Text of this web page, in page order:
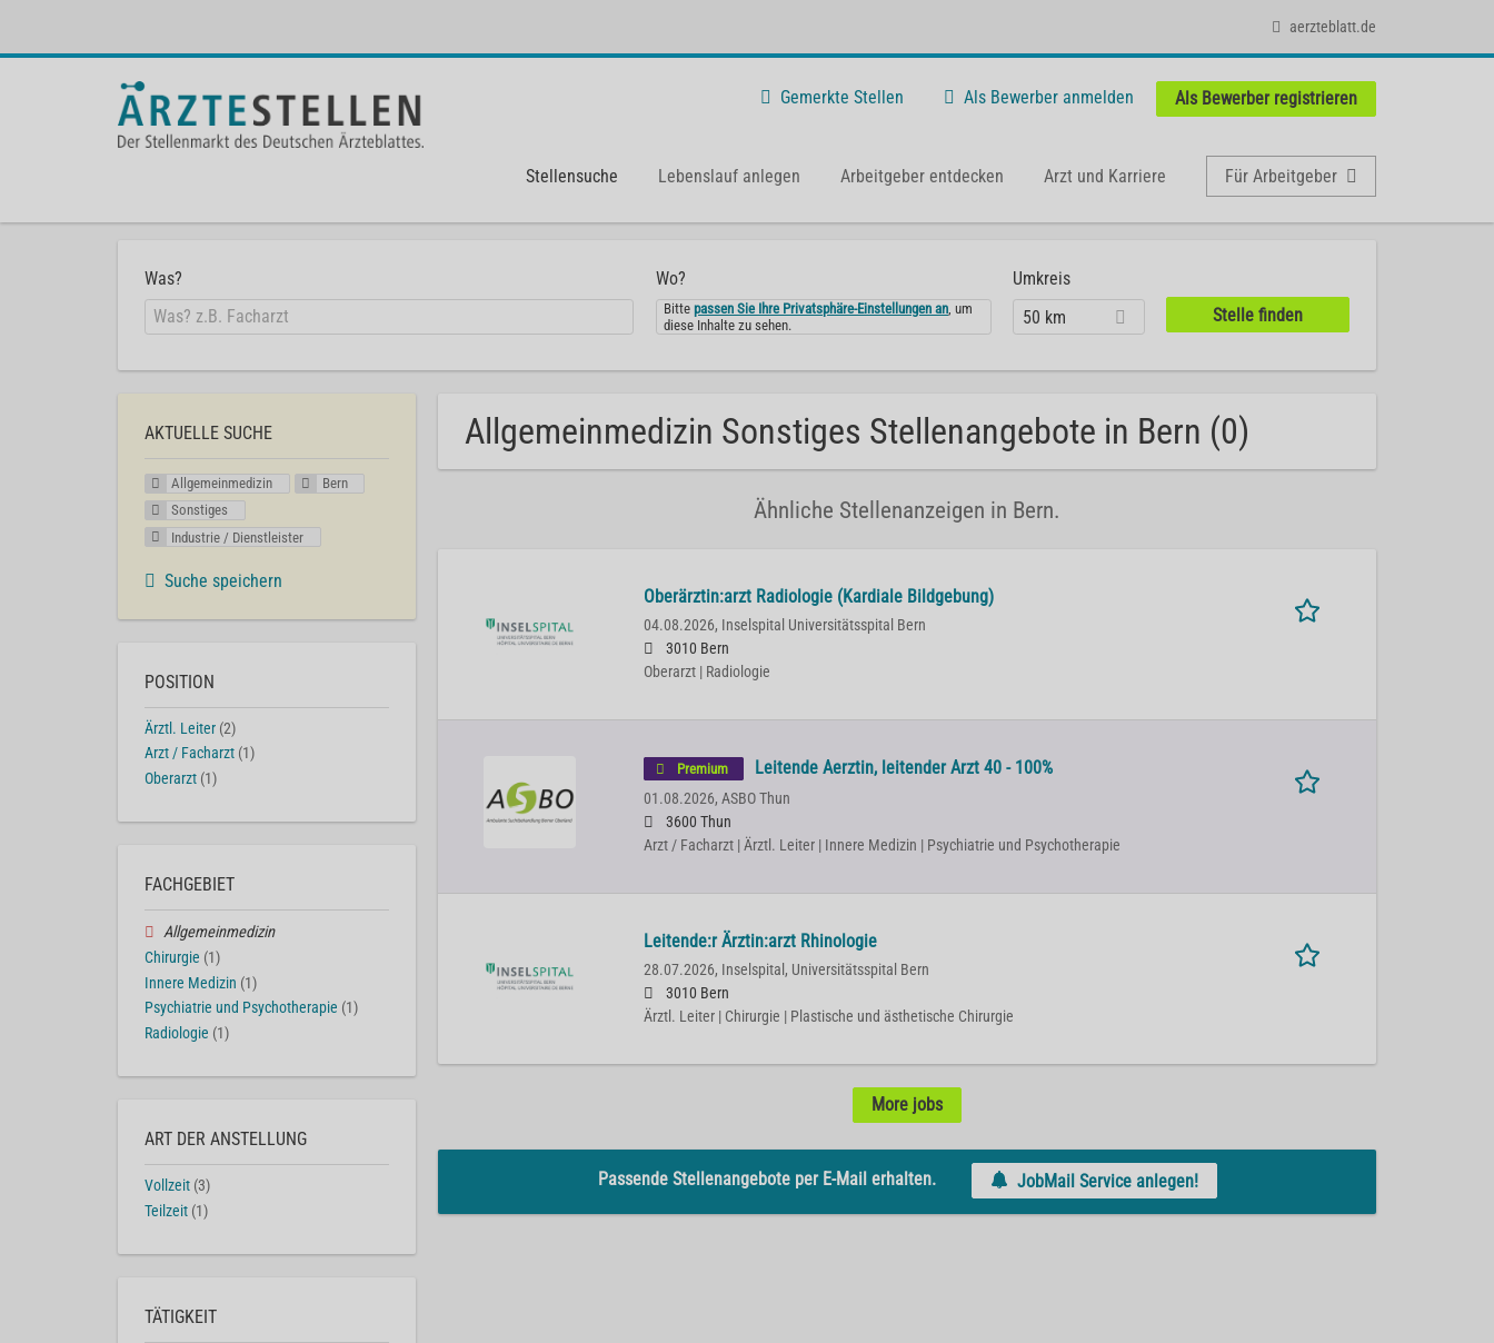
aerzteblatt.de
Gemerkte Stellen Als Bewerber anmelden Als Bewerber registrieren
Stellensuche Lebenslauf anlegen Arbeitgeber entdecken Arzt und Karriere Für Arbeitgeber
Was? Wo?
Bittepassen Sie Ihre Privatsphäre-Einstellungen an, um
diese Inhalte zu sehen.
Umkreis
50 km
Allgemeinmedizin Sonstiges Stellenangebote in Bern (0)
Ähnliche Stellenanzeigen in Bern.
Oberärztin:arzt Radiologie (Kardiale Bildgebung)
04.08.2026, Inselspital Universitätsspital Bern
3010 Bern
Oberarzt | Radiologie
Premium Leitende Aerztin, leitender Arzt 40 - 100%
01.08.2026, ASBO Thun
3600 Thun
Arzt / Facharzt | Ärztl. Leiter | Innere Medizin | Psychiatrie und Psychotherapie
Leitende:r Ärztin:arzt Rhinologie
28.07.2026, Inselspital, Universitätsspital Bern
3010 Bern
Ärztl. Leiter | Chirurgie | Plastische und ästhetische Chirurgie
More jobs
Passende Stellenangebote per E-Mail erhalten. JobMail Service anlegen!
AKTUELLE SUCHE
Allgemeinmedizin
Bern
Sonstiges
Industrie / Dienstleister
Suche speichern
POSITION
Ärztl. Leiter (2)
Arzt / Facharzt (1)
Oberarzt (1)
FACHGEBIET
Allgemeinmedizin
Chirurgie (1)
Innere Medizin (1)
Psychiatrie und Psychotherapie (1)
Radiologie (1)
ART DER ANSTELLUNG
Vollzeit (3)
Teilzeit (1)
TÄTIGKEIT